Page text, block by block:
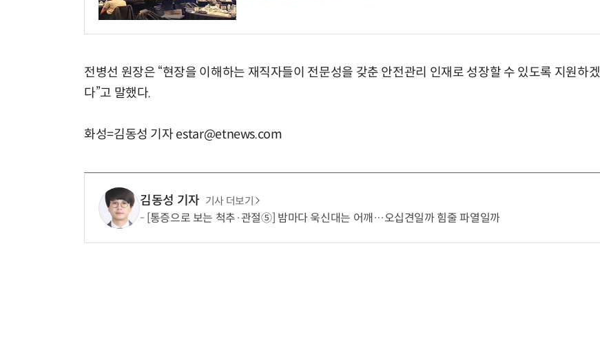
전병선 원장은 “현장을 이해하는 재직자들이 전문성을 갖춘 안전관리 인재로 성장할 수 있도록 지원하겠
다”고 말했다.
화성=김동성 기자 estar@etnews.com
김동성 기자 기사 더보기
[통증으로 보는 척추·관절⑤] 밤마다 욱신대는 어깨…오십견일까 힘줄 파열일까